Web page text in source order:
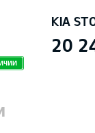
KIA
20